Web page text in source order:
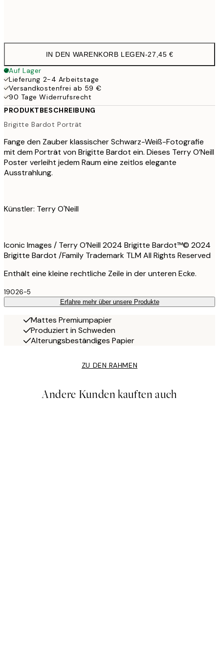
IN DEN WARENKORB LEGEN-27,45 €
Auf Lager
Lieferung 2-4 Arbeitstage
Versandkostenfrei ab 59 €
90 Tage Widerrufsrecht
PRODUKTBESCHREIBUNG
Brigitte Bardot Porträt
Fange den Zauber klassischer Schwarz-Weiß-Fotografie
mit dem Porträt von Brigitte Bardot ein. Dieses Terry O’Neill
Poster verleiht jedem Raum eine zeitlos elegante
Ausstrahlung.
Künstler: Terry O'Neill
Iconic Images / Terry O’Neill 2024 Brigitte Bardot™© 2024
Brigitte Bardot /Family Trademark TLM All Rights Reserved
Enthält eine kleine rechtliche Zeile in der unteren Ecke.
19026-5
Erfahre mehr über unsere Produkte
Mattes Premiumpapier
Produziert in Schweden
Alterungsbeständiges Papier
ZU DEN RAHMEN
Andere Kunden kauften auch